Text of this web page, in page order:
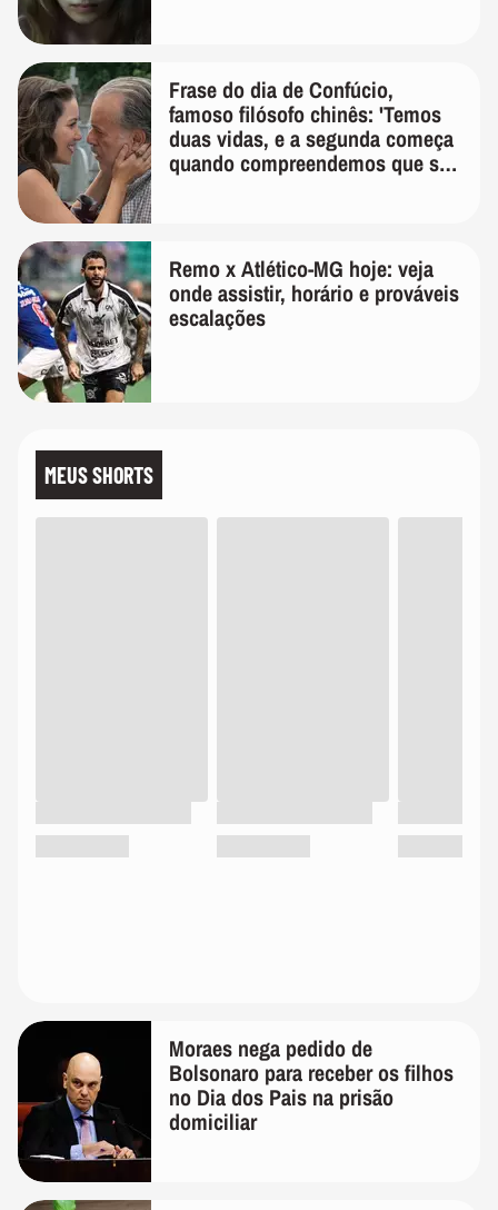
Frase do dia de Confúcio,
famoso filósofo chinês: 'Temos
duas vidas, e a segunda começa
quando compreendemos que só
Remo x Atlético-MG hoje: veja
onde assistir, horário e prováveis
escalações
MEUS SHORTS
Moraes nega pedido de
Bolsonaro para receber os filhos
no Dia dos Pais na prisão
domiciliar